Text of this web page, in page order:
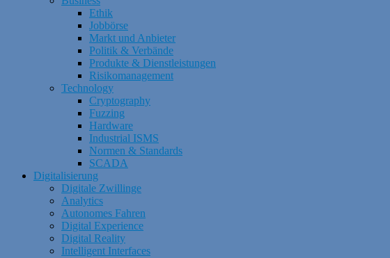
Ethik
Jobbörse
Markt und Anbieter
Politik & Verbände
Produkte & Dienstleistungen
Risikomanagement
Technology
Cryptography
Fuzzing
Hardware
Industrial ISMS
Normen & Standards
SCADA
Digitalisierung
Digitale Zwillinge
Analytics
Autonomes Fahren
Digital Experience
Digital Reality
Intelligent Interfaces